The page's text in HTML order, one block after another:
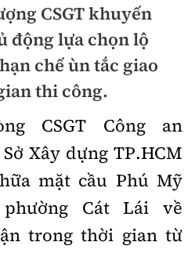
CSGT khuyến
động lựa chọn lộ
chế ùn tắc giao
thi công.
CSGT Công an
Xây dựng TP.HCM
mặt cầu Phú Mỹ
Cát Lái về
trong thời gian từ